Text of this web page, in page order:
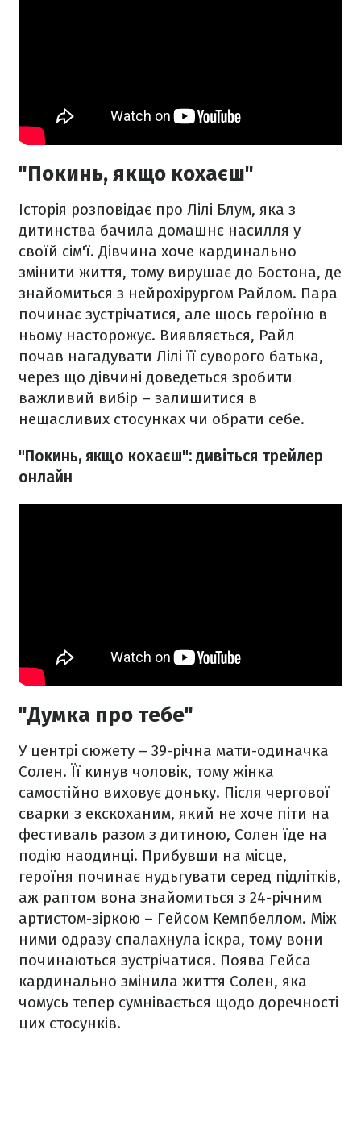
"Покинь, якщо кохаєш"
Історія розповідає про Лілі Блум, яка з
дитинства бачила домашнє насилля у
своїй сім'ї. Дівчина хоче кардинально
змінити життя, тому вирушає до Бостона, де
знайомиться з нейрохірургом Райлом. Пара
починає зустрічатися, але щось героїню в
ньому насторожує. Виявляється, Райл
почав нагадувати Лілі її суворого батька,
через що дівчині доведеться зробити
важливий вибір – залишитися в
нещасливих стосунках чи обрати себе.
"Покинь, якщо кохаєш": дивіться трейлер
онлайн
"Думка про тебе"
У центрі сюжету – 39-річна мати-одиначка
Солен. Її кинув чоловік, тому жінка
самостійно виховує доньку. Після чергової
сварки з екскоханим, який не хоче піти на
фестиваль разом з дитиною, Солен їде на
подію наодинці. Прибувши на місце,
героїня починає нудьгувати серед підлітків,
аж раптом вона знайомиться з 24-річним
артистом-зіркою – Гейсом Кемпбеллом. Між
ними одразу спалахнула іскра, тому вони
починаються зустрічатися. Поява Гейса
кардинально змінила життя Солен, яка
чомусь тепер сумнівається щодо доречності
цих стосунків.